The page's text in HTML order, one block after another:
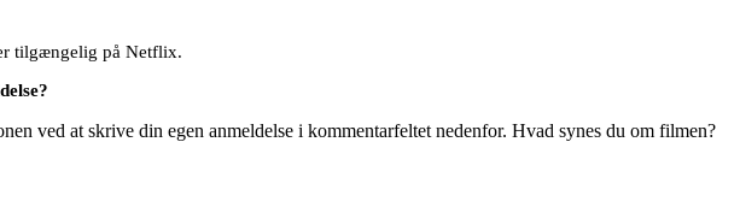
tilgængelig på Netflix.
ved at skrive din egen anmeldelse i kommentarfeltet nedenfor. Hvad synes du om filmen?